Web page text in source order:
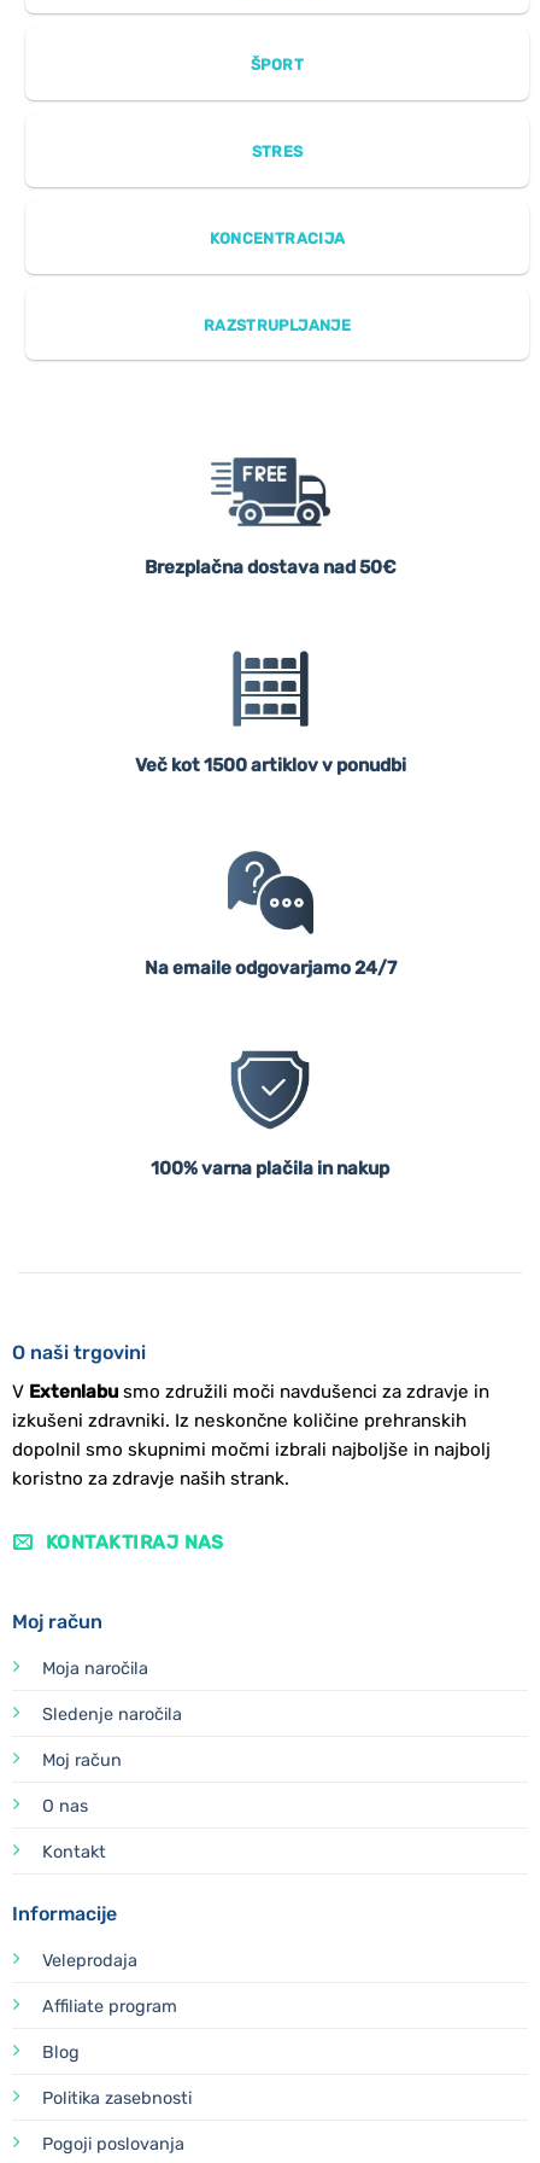
ŠPORT
STRES
KONCENTRACIJA
RAZSTRUPLJANJE
Brezplačna dostava nad 50€
Več kot 1500 artiklov v ponudbi
Na emaile odgovarjamo 24/7
100% varna plačila in nakup
O naši trgovini
V Extenlabusmo združili moči navdušenci za zdravje in
izkušeni zdravniki. Iz neskončne količine prehranskih
dopolnil smo skupnimi močmi izbrali najboljše in najbolj
koristno za zdravje naših strank.
KONTAKTIRAJ NAS
Moj račun
Moja naročila
Sledenje naročila
Moj račun
O nas
Kontakt
Informacije
Veleprodaja
Affiliate program
Blog
Politika zasebnosti
Pogoji poslovanja